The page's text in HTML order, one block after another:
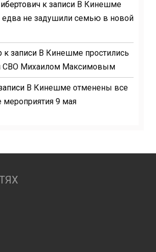
к записи В Кинешме
едва не задушили семью в новой
к записи В Кинешме простились
СВО Михаилом Максимовым
В Кинешме отменены все
мероприятия 9 мая